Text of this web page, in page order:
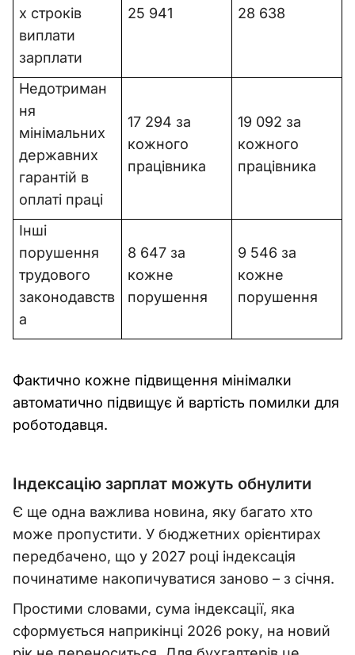
х строків
виплати
зарплати
25 941 28 638
Недотриман
ня
мінімальних
державних
гарантій в
оплаті праці
17 294 за
кожного
працівника
19 092 за
кожного
працівника
Інші
порушення
трудового
законодавств
а
8 647 за
кожне
порушення
9 546 за
кожне
порушення
Фактично кожне підвищення мінімалки
автоматично підвищує й вартість помилки для
роботодавця.
Індексацію зарплат можуть обнулити
Є ще одна важлива новина, яку багато хто
може пропустити. У бюджетних орієнтирах
передбачено, що у 2027 році індексація
починатиме накопичуватися заново – з січня.
Простими словами, сума індексації, яка
сформується наприкінці 2026 року, на новий